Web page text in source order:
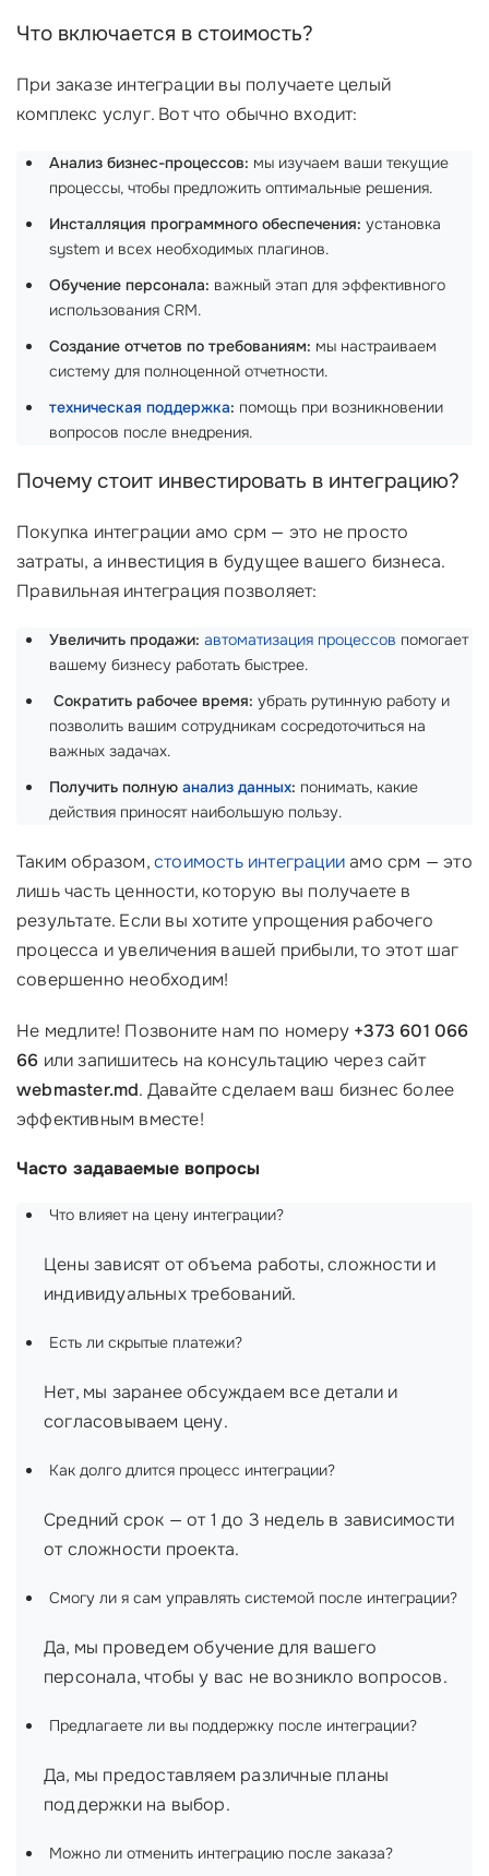
Что включается в стоимость?
При заказе интеграции вы получаете целый
комплекс услуг. Вот что обычно входит:
Анализ бизнес-процессов: мы изучаем ваши текущие
процессы, чтобы предложить оптимальные решения.
Инсталляция программного обеспечения: установка
system и всех необходимых плагинов.
Обучение персонала: важный этап для эффективного
использования CRM.
Создание отчетов по требованиям: мы настраиваем
систему для полноценной отчетности.
техническая поддержка: помощь при возникновении
вопросов после внедрения.
Почему стоит инвестировать в интеграцию?
Покупка интеграции амо срм — это не просто
затраты, а инвестиция в будущее вашего бизнеса.
Правильная интеграция позволяет:
Увеличить продажи: автоматизация процессов помогает
вашему бизнесу работать быстрее.
Сократить рабочее время: убрать рутинную работу и
позволить вашим сотрудникам сосредоточиться на
важных задачах.
Получить полную анализ данных: понимать, какие
действия приносят наибольшую пользу.
Таким образом,стоимость интеграцииамо срм — это
лишь часть ценности, которую вы получаете в
результате. Если вы хотите упрощения рабочего
процесса и увеличения вашей прибыли, то этот шаг
совершенно необходим!
Не медлите! Позвоните нам по номеру +373 601 066
66 или запишитесь на консультацию через сайт
webmaster.md. Давайте сделаем ваш бизнес более
эффективным вместе!
Часто задаваемые вопросы
Что влияет на цену интеграции?
Цены зависят от объема работы, сложности и
индивидуальных требований.
Есть ли скрытые платежи?
Нет, мы заранее обсуждаем все детали и
согласовываем цену.
Как долго длится процесс интеграции?
Средний срок — от 1 до 3 недель в зависимости
от сложности проекта.
Смогу ли я сам управлять системой после интеграции?
Да, мы проведем обучение для вашего
персонала, чтобы у вас не возникло вопросов.
Предлагаете ли вы поддержку после интеграции?
Да, мы предоставляем различные планы
поддержки на выбор.
Можно ли отменить интеграцию после заказа?